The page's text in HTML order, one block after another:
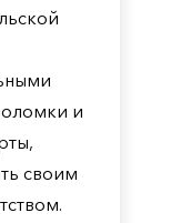
и
своим